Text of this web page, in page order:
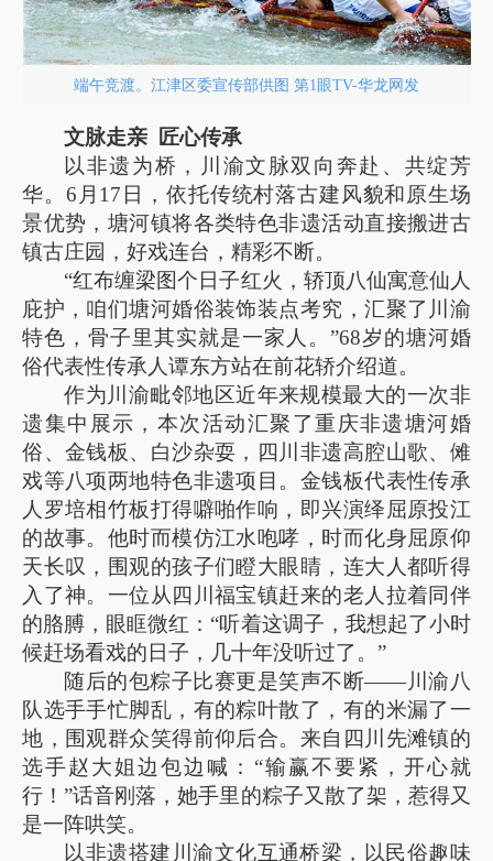
端午竞渡。江津区委宣传部供图 第1眼TV-华龙网发
文脉走亲 匠心传承
以非遗为桥，川渝文脉双向奔赴、共绽芳
华。6月17日，依托传统村落古建风貌和原生场
景优势，塘河镇将各类特色非遗活动直接搬进古
镇古庄园，好戏连台，精彩不断。
“红布缠梁图个日子红火，轿顶八仙寓意仙人
庇护，咱们塘河婚俗装饰装点考究，汇聚了川渝
特色，骨子里其实就是一家人。”68岁的塘河婚
俗代表性传承人谭东方站在前花轿介绍道。
作为川渝毗邻地区近年来规模最大的一次非
遗集中展示，本次活动汇聚了重庆非遗塘河婚
俗、金钱板、白沙杂耍，四川非遗高腔山歌、傩
戏等八项两地特色非遗项目。金钱板代表性传承
人罗培相竹板打得噼啪作响，即兴演绎屈原投江
的故事。他时而模仿江水咆哮，时而化身屈原仰
天长叹，围观的孩子们瞪大眼睛，连大人都听得
入了神。一位从四川福宝镇赶来的老人拉着同伴
的胳膊，眼眶微红：“听着这调子，我想起了小时
候赶场看戏的日子，几十年没听过了。”
随后的包粽子比赛更是笑声不断——川渝八
队选手手忙脚乱，有的粽叶散了，有的米漏了一
地，围观群众笑得前仰后合。来自四川先滩镇的
选手赵大姐边包边喊：“输赢不要紧，开心就
行！”话音刚落，她手里的粽子又散了架，惹得又
是一阵哄笑。
以非遗搭建川渝文化互通桥梁，以民俗趣味